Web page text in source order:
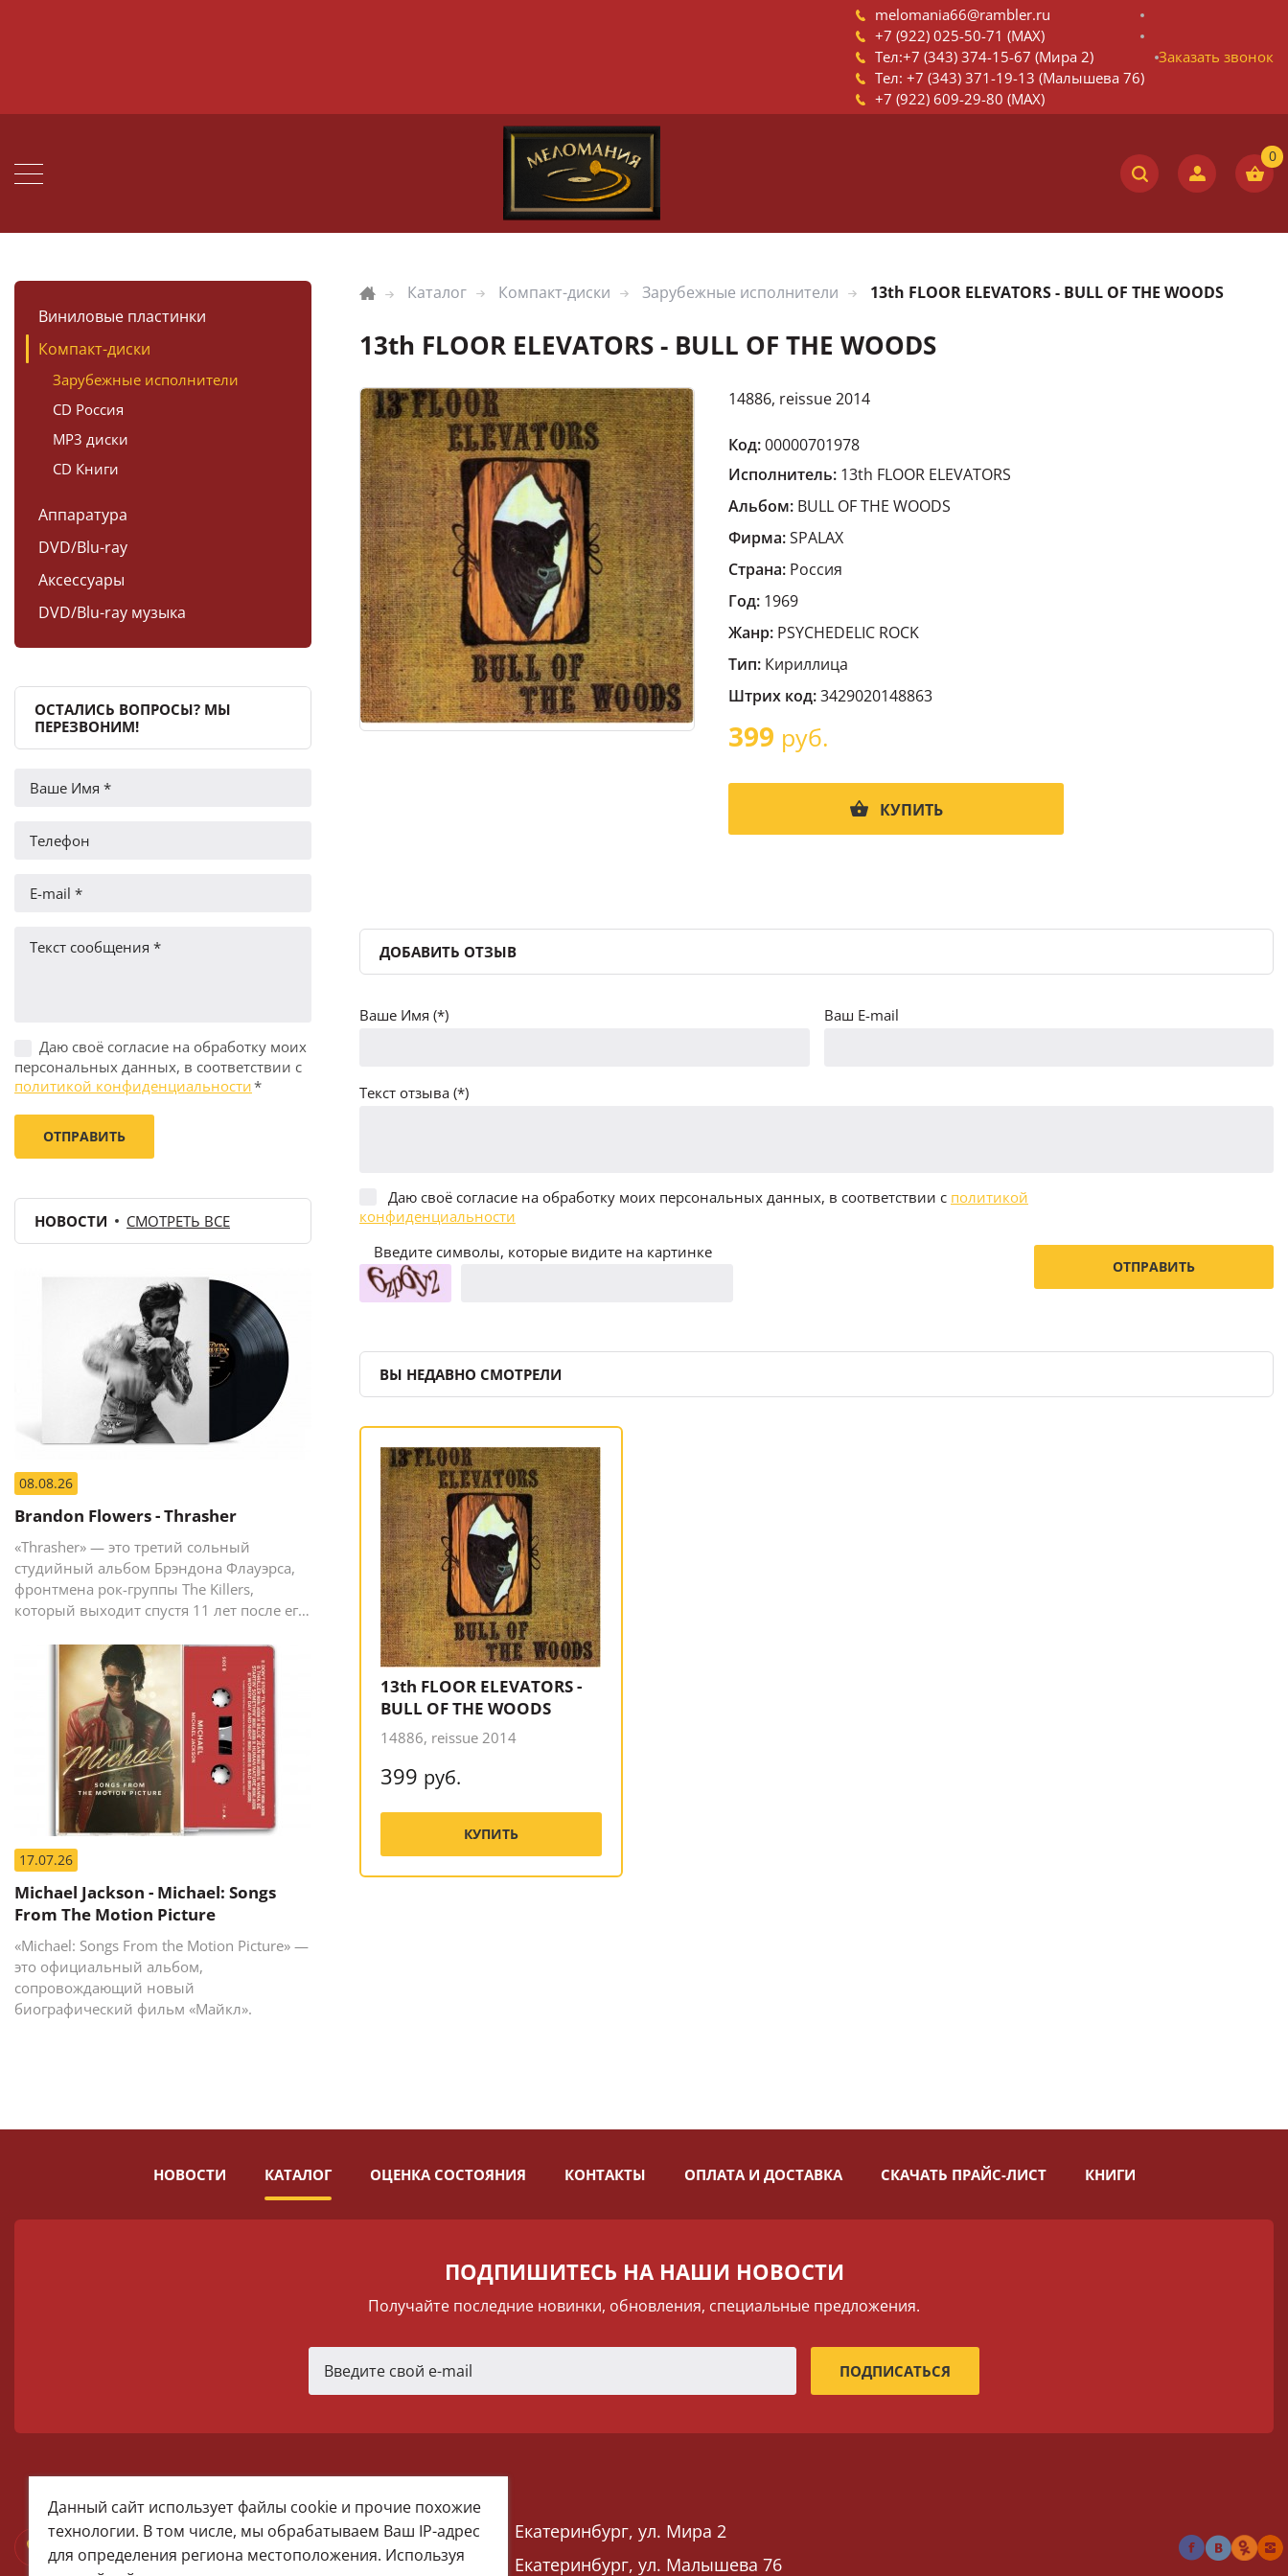
melomania66@rambler.ru
+7 (922) 025-50-71 (MAX)
Тел:+7 (343) 374-15-67 (Мира 2)
Тел: +7 (343) 371-19-13 (Малышева 76)
+7 (922) 609-29-80 (MAX)
Заказать звонок
Виниловые пластинки
Компакт-диски
Зарубежные исполнители
CD Россия
MP3 диски
CD Книги
Аппаратура
DVD/Blu-ray
Аксессуары
DVD/Blu-ray музыка
ОСТАЛИСЬ ВОПРОСЫ? МЫ
ПЕРЕЗВОНИМ!
Даю своё согласие на обработку моих
персональных данных, в соответствии с
политикой конфиденциальности*
НОВОСТИ СМОТРЕТЬ ВСЕ
08.08.26
Brandon Flowers - Thrasher
«Thrasher» — это третий сольный
студийный альбом Брэндона Флауэрса,
фронтмена рок-группы The Killers,
который выходит спустя 11 лет после его
Desired Effect (2015).
17.07.26
Michael Jackson - Michael: Songs
From The Motion Picture
«Michael: Songs From the Motion Picture» —
это официальный альбом,
сопровождающий новый
биографический фильм «Майкл».
Каталог Компакт-диски Зарубежные исполнители 13th FLOOR ELEVATORS - BULL OF THE WOODS
13th FLOOR ELEVATORS - BULL OF THE WOODS
14886, reissue 2014
Код:00000701978
Исполнитель: 13th FLOOR ELEVATORS
Альбом: BULL OF THE WOODS
Фирма:SPALAX
Страна: Россия
Год: 1969
Жанр: PSYCHEDELIC ROCK
Тип: Кириллица
Штрих код:3429020148863
399 руб.
КУПИТЬ
ДОБАВИТЬ ОТЗЫВ
Ваше Имя (*) Ваш E-mail
Текст отзыва (*)
Даю своё согласие на обработку моих персональных данных, в соответствии с политикой
конфиденциальности
Введите символы, которые видите на картинке
ВЫ НЕДАВНО СМОТРЕЛИ
13th FLOOR ELEVATORS -
BULL OF THE WOODS
14886, reissue 2014
399 руб.
КУПИТЬ
НОВОСТИ КАТАЛОГ ОЦЕНКА СОСТОЯНИЯ КОНТАКТЫ ОПЛАТА И ДОСТАВКА СКАЧАТЬ ПРАЙС-ЛИСТ КНИГИ
ПОДПИШИТЕСЬ НА НАШИ НОВОСТИ
Получайте последние новинки, обновления, специальные предложения.
+7 (922) 025-50-71 (MAX)
Тел:+7 (343) 374-15-67 (Мира 2)
Екатеринбург, ул. Мира 2
Екатеринбург, ул. Малышева 76
Данный сайт использует файлы cookie и прочие похожие
технологии. В том числе, мы обрабатываем Ваш IP-адрес
для определения региона местоположения. Используя